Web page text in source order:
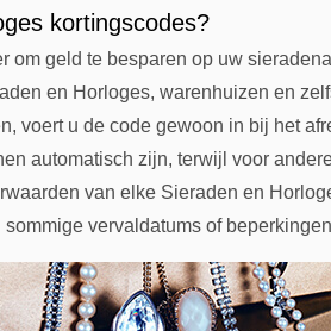
kortingscodes?
om geld te besparen op uw
en Horloges, warenhuizen en
voert u de code gewoon in bij het
automatisch zijn, terwijl voor
van elke Sieraden en
vervaldatums of